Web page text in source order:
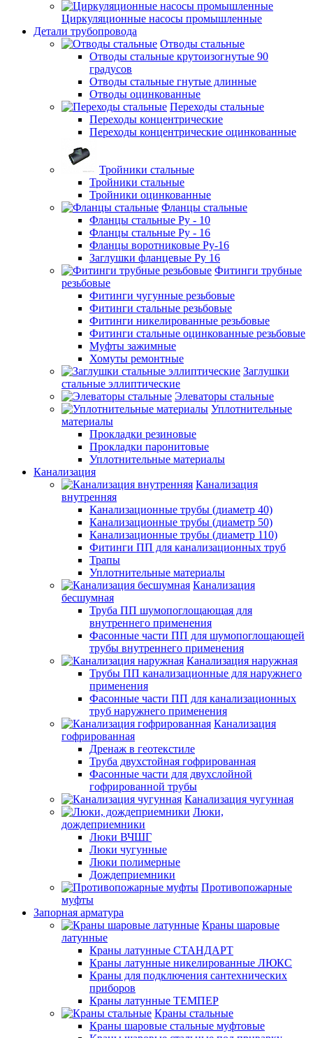
Циркуляционные насосы промышленные
Детали трубопровода
Отводы стальные
Отводы стальные крутоизогнутые 90
градусов
Отводы стальные гнутые длинные
Отводы оцинкованные
Переходы стальные
Переходы концентрические
Переходы концентрические оцинкованные
Тройники стальные
Тройники стальные
Тройники оцинкованные
Фланцы стальные
Фланцы стальные Ру - 10
Фланцы стальные Ру - 16
Фланцы воротниковые Ру-16
Заглушки фланцевые Ру 16
Фитинги трубные
резьбовые
Фитинги чугунные резьбовые
Фитинги стальные резьбовые
Фитинги никелированные резьбовые
Фитинги стальные оцинкованные резьбовые
Муфты зажимные
Хомуты ремонтные
Заглушки
стальные эллиптические
Элеваторы стальные
Уплотнительные
материалы
Прокладки резиновые
Прокладки паронитовые
Уплотнительные материалы
Канализация
Канализация
внутренняя
Канализационные трубы (диаметр 40)
Канализационные трубы (диаметр 50)
Канализационные трубы (диаметр 110)
Фитинги ПП для канализационных труб
Трапы
Уплотнительные материалы
Канализация
бесшумная
Труба ПП шумопоглощающая для
внутреннего применения
Фасонные части ПП для шумопоглощающей
трубы внутреннего применения
Канализация наружная
Трубы ПП канализационные для наружнего
применения
Фасонные части ПП для канализационных
труб наружнего применения
Канализация
гофрированная
Дренаж в геотекстиле
Труба двухстойная гофрированная
Фасонные части для двухслойной
гофрированной трубы
Канализация чугунная
Люки,
дождеприемники
Люки ВЧШГ
Люки чугунные
Люки полимерные
Дождеприемники
Противопожарные
муфты
Запорная арматура
Краны шаровые
латунные
Краны латунные СТАНДАРТ
Краны латунные никелированные ЛЮКС
Краны для подключения сантехнических
приборов
Краны латунные ТЕМПЕР
Краны стальные
Краны шаровые стальные муфтовые